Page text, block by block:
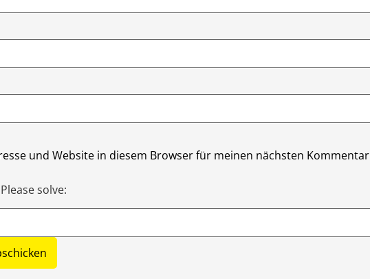
und Website in diesem Browser für meinen nächsten Kommentar
solve: